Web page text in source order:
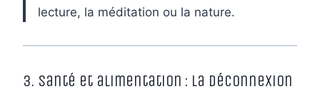
lecture, la méditation ou la nature.
3. Santé et alimentation : la déconnexion